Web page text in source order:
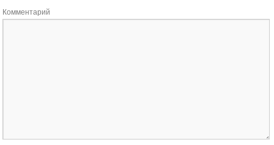
Комментарий